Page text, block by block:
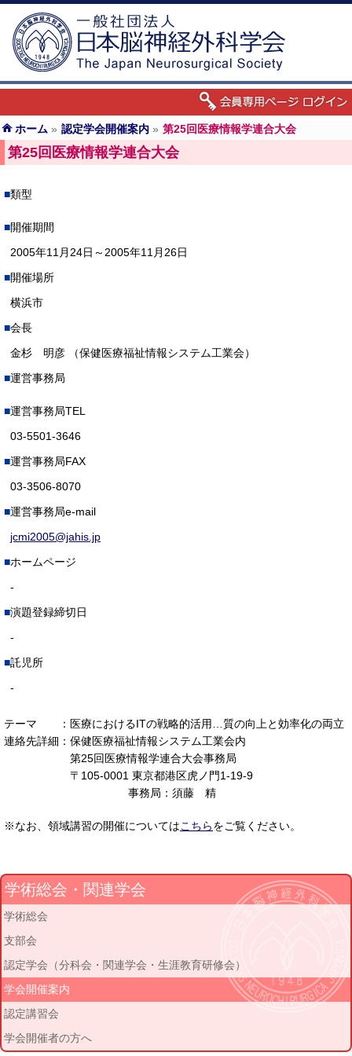
ホーム » 認定学会開催案内 » 第25回医療情報学連合大会
第25回医療情報学連合大会
類型
開催期間
2005年11月24日～2005年11月26日
開催場所
横浜市
会長
金杉 明彦 （保健医療福祉情報システム工業会）
運営事務局
運営事務局TEL
03-5501-3646
運営事務局FAX
03-3506-8070
運営事務局e-mail
jcmi2005@jahis.jp
ホームページ
-
演題登録締切日
-
託児所
-
テーマ ：医療におけるITの戦略的活用…質の向上と効率化の両立
連絡先詳細：保健医療福祉情報システム工業会内
第25回医療情報学連合大会事務局
〒105-0001 東京都港区虎ノ門1-19-9
事務局：須藤 精
※なお、領域講習の開催についてはこちらをご覧ください。
学術総会・関連学会
学術総会
支部会
認定学会（分科会・関連学会・生涯教育研修会）
学会開催案内
認定講習会
学会開催者の方へ